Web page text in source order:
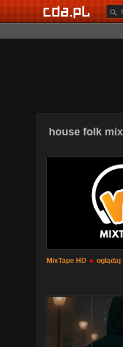
house folk mix
MixTape HD • oglądaj